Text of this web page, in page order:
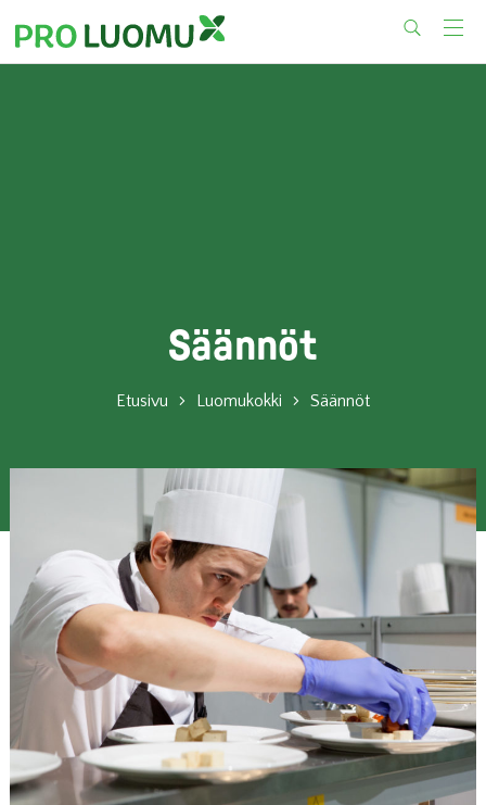
Säännöt
Etusivu Luomukokki Säännöt